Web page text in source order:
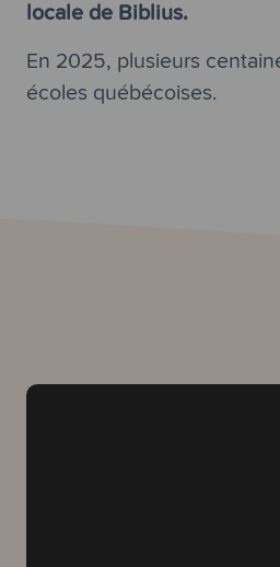
locale de Biblius.
En 2025, plusieurs
écoles québécoises.